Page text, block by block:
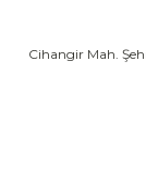
Cihangir Mah.